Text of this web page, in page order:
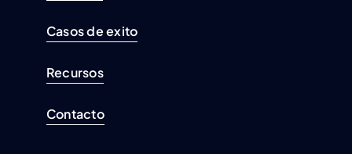
Casos de exito
Recursos
Contacto